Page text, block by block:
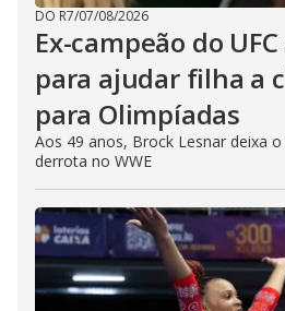
DO R7/07/08/2026
Ex-campeão do
para ajudar filha a
para Olimpíadas
Aos 49 anos, Brock Lesnar deixa
derrota no WWE